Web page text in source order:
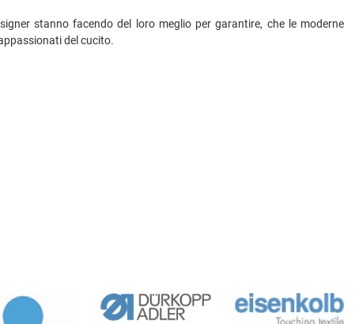
stanno facendo del loro meglio per garantire, che le moderne
del cucito.